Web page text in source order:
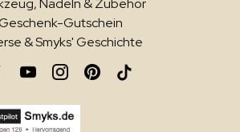
Nadeln & Zubehör
Gutschein
& Smyks' Geschichte